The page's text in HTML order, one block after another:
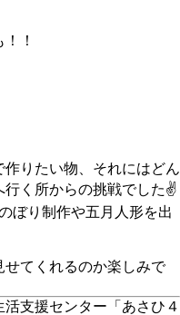
！
りたい物、それにはどん
行く所からの挑戦でした✌️
ぼり制作や五月人形を出
てくれるのか楽しみで
援センター「あさひ４